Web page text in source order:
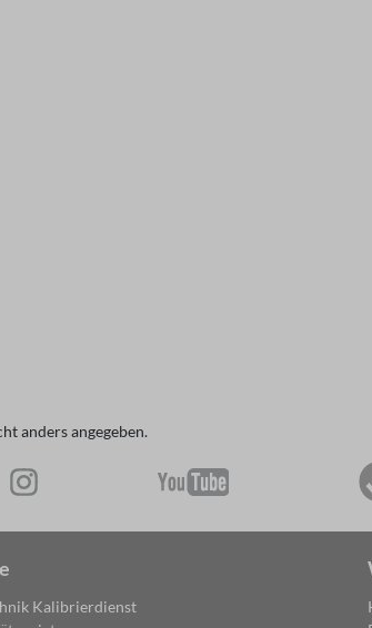
anders angegeben.
Kalibrierdienst